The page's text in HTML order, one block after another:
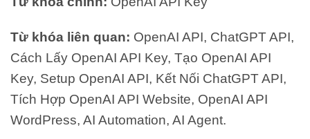
Từ khóa liên quan: OpenAI API, ChatGPT API,
Cách Lấy OpenAI API Key, Tạo OpenAI API
Key, Setup OpenAI API, Kết Nối ChatGPT API,
Tích Hợp OpenAI API Website, OpenAI API
WordPress, AI Automation, AI Agent.